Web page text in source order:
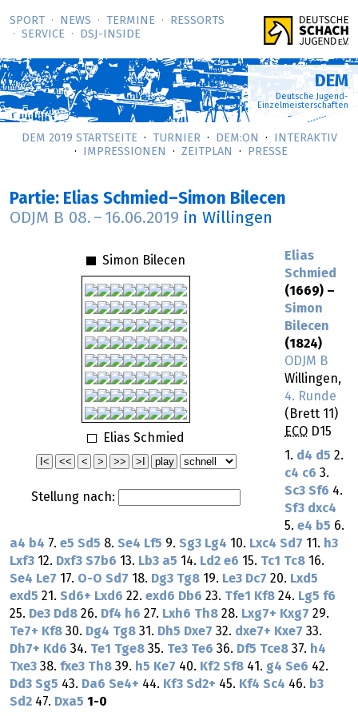
SPORT NEWS TERMINE
RESSORTS
SERVICE
DSJ-­INSIDE
DEM
Deutsche Jugend-
Einzelmeisterschaften
DEM 2019 STARTSEITE TURNIER DEM:ON
INTERAKTIV
IMPRESSIONEN
ZEITPLAN PRESSE
Partie: Elias Schmied–Simon Bilecen
ODJM B 08. – 16.06.2019 in Willingen
Simon Bilecen
Elias Schmied
Stellung nach:
Elias
Schmied
(1669) –
Simon
Bilecen
(1824)
ODJM B
Willingen,
4. Runde
(Brett 11)
ECO D15
1. d4 d5 2.
c4 c6 3.
Sc3 Sf6 4.
Sf3 dxc4
5. e4 b5 6.
a4 b4 7. e5 Sd5 8. Se4 Lf5 9. Sg3 Lg4 10. Lxc4 Sd7 11. h3
Lxf3 12. Dxf3 S7b6 13. Lb3 a5 14. Ld2 e6 15. Tc1 Tc8 16.
Se4 Le7 17. O-O Sd7 18. Dg3 Tg8 19. Le3 Dc7 20. Lxd5
exd5 21. Sd6+ Lxd6 22. exd6 Db6 23. Tfe1 Kf8 24. Lg5 f6
25. De3 Dd8 26. Df4 h6 27. Lxh6 Th8 28. Lxg7+ Kxg7 29.
Te7+ Kf8 30. Dg4 Tg8 31. Dh5 Dxe7 32. dxe7+ Kxe7 33.
Dh7+ Kd6 34. Te1 Tge8 35. Te3 Te6 36. Df5 Tce8 37. h4
Txe3 38. fxe3 Th8 39. h5 Ke7 40. Kf2 Sf8 41. g4 Se6 42.
Dd3 Sg5 43. Da6 Se4+ 44. Kf3 Sd2+ 45. Kf4 Sc4 46. b3
Sd2 47. Dxa5 1-0